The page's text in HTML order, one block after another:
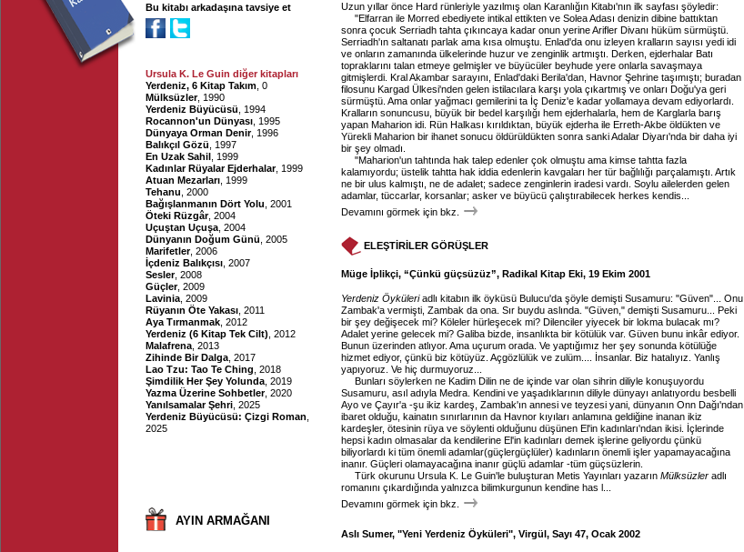
Bu kitabı arkadaşına tavsiye et
Ursula K. Le Guin diğer kitapları
Yerdeniz, 6 Kitap Takım , 0
Mülksüzler, 1990
Yerdeniz Büyücüsü , 1994
Rocannon'un Dünyası , 1995
Dünyaya Orman Denir, 1996
Balıkçıl Gözü , 1997
En Uzak Sahil , 1999
Kadınlar Rüyalar Ejderhalar, 1999
Atuan Mezarları , 1999
Tehanu , 2000
Bağışlanmanın Dört Yolu , 2001
Öteki Rüzgâr, 2004
Uçuştan Uçuşa , 2004
Dünyanın Doğum Günü , 2005
Marifetler, 2006
İçdeniz Balıkçısı , 2007
Sesler, 2008
Güçler, 2009
Lavinia , 2009
Rüyanın Öte Yakası , 2011
Aya Tırmanmak , 2012
Yerdeniz (6 Kitap Tek Cilt) , 2012
Malafrena , 2013
Zihinde Bir Dalga , 2017
Lao Tzu: Tao Te Ching , 2018
Şimdilik Her Şey Yolunda , 2019
Yazma Üzerine Sohbetler, 2020
Yanılsamalar Şehri , 2025
Yerdeniz Büyücüsü: Çizgi Roman
2025
AYIN ARMAĞANI
Uzun yıllar önce Hard rünleriyle yazılmış olan Karanlığın Kitabı'nın ilk sayfası şöyledir:
"Elfarran ile Morred ebediyete intikal ettikten ve Solea Adası denizin dibine battıktan
sonra çocuk Serriadh tahta çıkıncaya kadar onun yerine Arifler Divanı hüküm sürmüştü.
Serriadh'ın saltanatı parlak ama kısa olmuştu. Enlad'da onu izleyen kralların sayısı yedi idi
ve onların zamanında ülkelerinde huzur ve zenginlik artmıştı. Derken, ejderhalar Batı
topraklarını talan etmeye gelmişler ve büyücüler beyhude yere onlarla savaşmaya
gitmişlerdi. Kral Akambar sarayını, Enlad'daki Berila'dan, Havnor Şehrine taşımıştı; buradan
filosunu Kargad Ülkesi'nden gelen istilacılara karşı yola çıkartmış ve onları Doğu'ya geri
sürmüştü. Ama onlar yağmacı gemilerini ta İç Deniz'e kadar yollamaya devam ediyorlardı.
Kralların sonuncusu, büyük bir bedel karşılığı hem ejderhalarla, hem de Karglarla barış
yapan Maharion idi. Rün Halkası kırıldıktan, büyük ejderha ile Erreth-Akbe öldükten ve
Yürekli Maharion bir ihanet sonucu öldürüldükten sonra sanki Adalar Diyarı'nda bir daha iyi
bir şey olmadı.
"Maharion'un tahtında hak talep edenler çok olmuştu ama kimse tahtta fazla
kalamıyordu; üstelik tahtta hak iddia edenlerin kavgaları her tür bağlılığı parçalamıştı. Artık
ne bir ulus kalmıştı, ne de adalet; sadece zenginlerin iradesi vardı. Soylu ailelerden gelen
adamlar, tüccarlar, korsanlar; asker ve büyücü çalıştırabilecek herkes kendis...
Devamını görmek için bkz.
ELEŞTİRİLER GÖRÜŞLER
Müge İplikçi, “Çünkü güçsüzüz”, Radikal Kitap Eki, 19 Ekim 2001
Yerdeniz Öyküleriadlı kitabın ilk öyküsü Bulucu'da şöyle demişti Susamuru: "Güven"... Onu
Zambak'a vermişti, Zambak da ona. Sır buydu aslında. "Güven," demişti Susamuru... Peki
bir şey değişecek mi? Köleler hürleşecek mi? Dilenciler yiyecek bir lokma bulacak mı?
Adalet yerine gelecek mi? Galiba bizde, insanlıkta bir kötülük var. Güven bunu inkâr ediyor.
Bunun üzerinden atlıyor. Ama uçurum orada. Ve yaptığımız her şey sonunda kötülüğe
hizmet ediyor, çünkü biz kötüyüz. Açgözlülük ve zulüm.... İnsanlar. Biz hatalıyız. Yanlış
yapıyoruz. Ve hiç durmuyoruz...
Bunları söylerken ne Kadim Dilin ne de içinde var olan sihrin diliyle konuşuyordu
Susamuru, asıl adıyla Medra. Kendini ve yaşadıklarının diliyle dünyayı anlatıyordu besbelli
Ayo ve Çayır'a -şu ikiz kardeş, Zambak'ın annesi ve teyzesi yani, dünyanın Onn Dağı'ndan
ibaret olduğu, kainatın sınırlarının da Havnor kıyıları anlamına geldiğine inanan ikiz
kardeşler, ötesinin rüya ve söylenti olduğunu düşünen El'in kadınları'ndan ikisi. İçlerinde
hepsi kadın olmasalar da kendilerine El'in kadınları demek işlerine geliyordu çünkü
biliyorlardı ki tüm önemli adamlar(güçlergüçlüler) kadınların önemli işler yapamayacağına
inanır. Güçleri olamayacağına inanır güçlü adamlar -tüm güçsüzlerin.
Türk okurunu Ursula K. Le Guin'le buluşturan Metis Yayınları yazarın Mülksüzler adlı
romanını çıkardığında yalnızca bilimkurgunun kendine has l...
Devamını görmek için bkz.
Aslı Sumer, "Yeni Yerdeniz Öyküleri", Virgül, Sayı 47, Ocak 2002